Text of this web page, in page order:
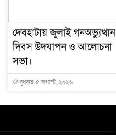
দেবহাটায় জুলাই গনঅভ্যুত্থান
দিবস উদযাপন ও আলোচনা
সভা।
বুধবার, ৫ অগাস্ট, ২০২৬